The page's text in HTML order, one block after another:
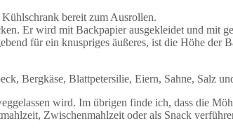
bereit zum Ausrollen.
Er wird mit Backpapier ausgekleidet und mit
für ein knuspriges äußeres, ist die Höhe der
Bergkäse, Blattpetersilie, Eiern, Sahne, Salz
wird. Im übrigen finde ich, dass die
Zwischenmahlzeit oder als Snack